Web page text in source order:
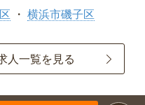
横浜市磯子区
人一覧を見る